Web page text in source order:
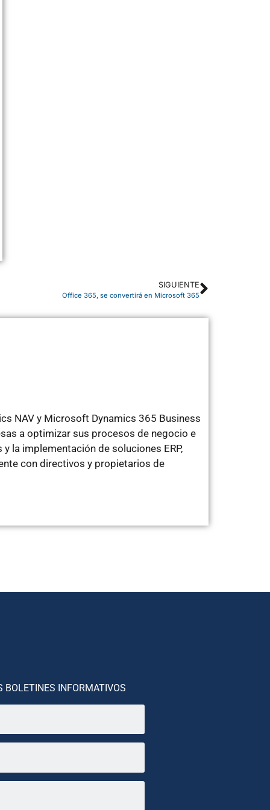
SIGUIENTE
Office 365, se convertirá en Microsoft 365
NAV y Microsoft Dynamics 365 Business
a optimizar sus procesos de negocio e
la implementación de soluciones ERP,
con directivos y propietarios de
BOLETINES INFORMATIVOS